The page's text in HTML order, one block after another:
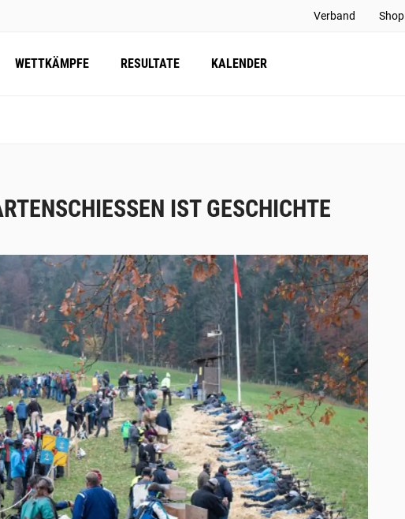
Verband Shop
WETTKÄMPFE RESULTATE KALENDER
IST GESCHICHTE